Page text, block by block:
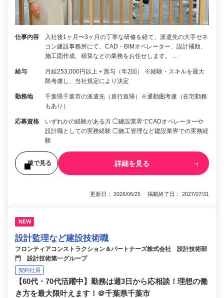
仕事内容
入社後1ヶ月〜3ヶ月の丁寧な研修を経て、派遣先の大手ゼネ
コン建設事務所にて、CAD・BIMオペレーター、設計補助、
施工図作成、積算などの業務をお任せします。 …
給与
月給253,000円以上＋賞与（年2回） ※経験・スキルを最大
限考慮し、当社規定により決定
勤務地
千葉県千葉市の派遣先（直行直帰）※通勤圏考慮（在宅勤務
もあり）
応募資格
いずれかの経験がある方 ◯建設業界でCADオペレーターや
設計職としての実務経験 ◯施工管理など建設業界での実務経
験
後で見る 詳細を見る
更新日： 2026/06/25 掲載終了日： 2027/07/31
NEW
設計監理など建設技術職
フロンティアコンストラクション＆パートナーズ株式会社 設計技術部
門 設計技術第一グループ
契約社員
【60代・70代活躍中】勤務は週3日から応相談！理想の働
き方を最大限叶えます！＠千葉県千葉市